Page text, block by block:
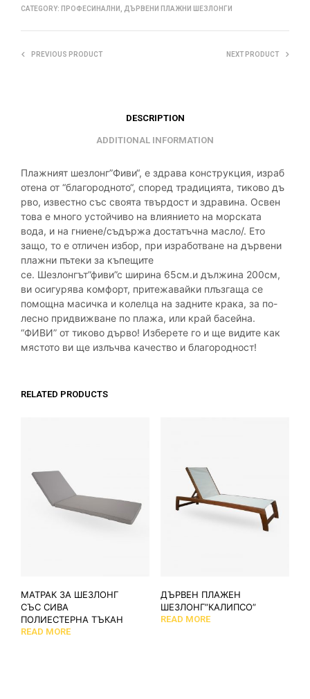
CATEGORY: ПРОФЕСИНАЛНИ, ДЪРВЕНИ ПЛАЖНИ ШЕЗЛОНГИ
PREVIOUS PRODUCT NEXT PRODUCT
DESCRIPTION
ADDITIONAL INFORMATION
Плажният шезлонг”Фиви“, е здрава конструкция, израб
отена от “благородното“, според традицията, тиково дъ
рво, известно със своята твърдост и здравина. Освен
това е много устойчиво на влиянието на морската
вода, и на гниене/съдържа достатъчна масло/. Ето
защо, то е отличен избор, при изработване на дървени
плажни пътеки за къпещите
се. Шезлонгът”фиви”с ширина 65см.и дължина 200см,
ви осигурява комфорт, притежавайки плъзгаща се
помощна масичка и колелца на задните крака, за по-
лесно придвижване по плажа, или край басейна.
“ФИВИ” от тиково дърво! Изберете го и ще видите как
мястото ви ще излъчва качество и благородност!
RELATED PRODUCTS
МАТРАК ЗА ШЕЗЛОНГ
СЪС СИВА
ПОЛИЕСТЕРНА ТЪКАН
READ MORE
ДЪРВЕН ПЛАЖЕН
ШЕЗЛОНГ”КАЛИПСО”
READ MORE